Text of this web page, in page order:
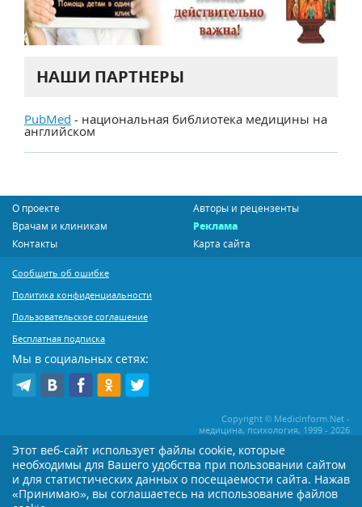
НАШИ ПАРТНЕРЫ
PubMed - национальная библиотека медицины на
английском
О проекте
Авторы и рецензенты
Врачам и клиникам
Реклама
Контакты
Карта сайта
Сообщить об ошибке
Политика конфиденциальности
Пользовательское соглашение
Бесплатная подписка
Мы в социальных сетях:
Copyright © MedicInform.Net -
медицина, психология, 1999 - 2026
Копирование или иное распространение статей нашего сайта строго
воспрещается. Копирование раздела "Новости" допускается при наличии
активной открытой для поисковиков ссылки на MedicInform.Net
Этот веб-сайт использует файлы cookie, которые
необходимы для Вашего удобства при пользовании сайтом
и для статистических данных о посещаемости сайта. Нажав
«Принимаю», вы соглашаетесь на использование файлов